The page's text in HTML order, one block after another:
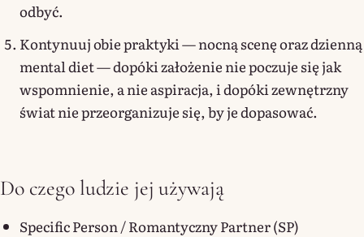
odbyć.
Kontynuuj obie praktyki — nocną scenę oraz dzienną
mental diet — dopóki założenie nie poczuje się jak
wspomnienie, a nie aspiracja, i dopóki zewnętrzny
świat nie przeorganizuje się, by je dopasować.
Do czego ludzie jej używają
Specific Person / Romantyczny Partner (SP)